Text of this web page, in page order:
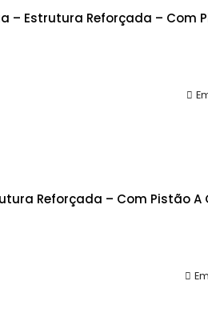
– Estrutura Reforçada – Com
Reforçada – Com Pistão A